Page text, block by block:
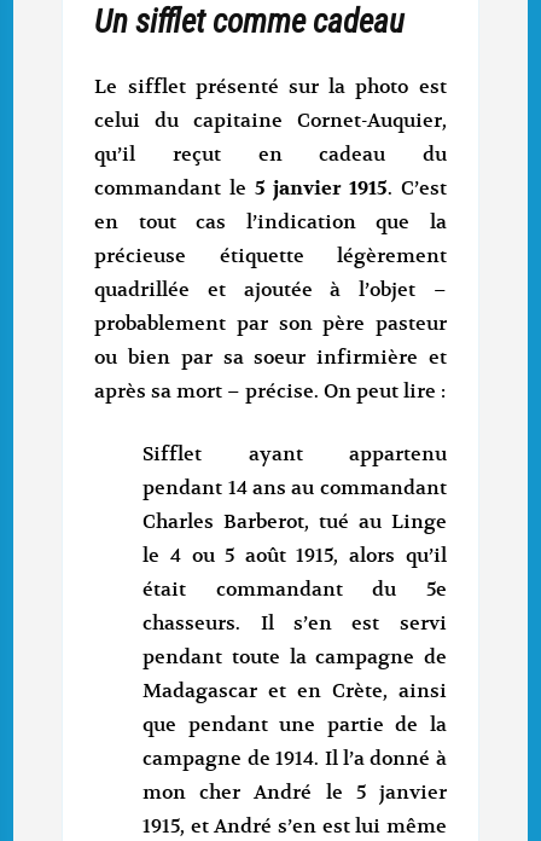
Un sifflet comme cadeau
Le sifflet présenté sur la photo est
celui du capitaine Cornet-Auquier,
qu’il reçut en cadeau du
commandant le 5 janvier 1915. C’est
en tout cas l’indication que la
précieuse étiquette légèrement
quadrillée et ajoutée à l’objet –
probablement par son père pasteur
ou bien par sa soeur infirmière et
après sa mort – précise. On peut lire :
Sifflet ayant appartenu
pendant 14 ans au commandant
Charles Barberot, tué au Linge
le 4 ou 5 août 1915, alors qu’il
était commandant du 5e
chasseurs. Il s’en est servi
pendant toute la campagne de
Madagascar et en Crète, ainsi
que pendant une partie de la
campagne de 1914. Il l’a donné à
mon cher André le 5 janvier
1915, et André s’en est lui même